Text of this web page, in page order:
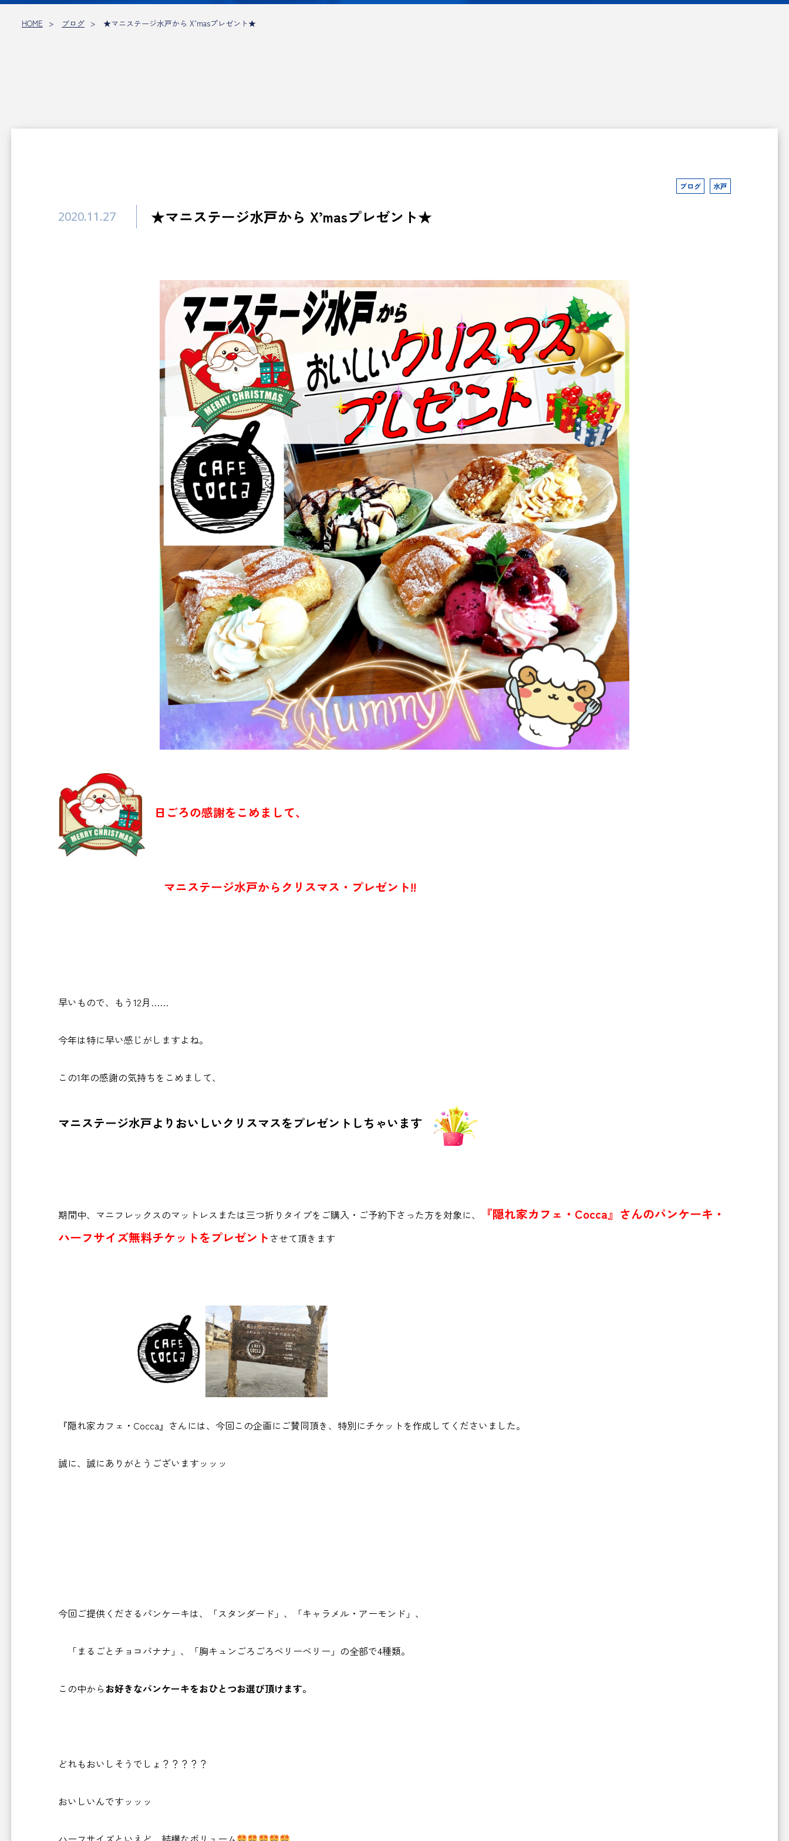
HOME ブログ ★マニステージ水戸から X’masプレゼント★
ブログ 水戸
2020.11.27 ★マニステージ水戸から X’masプレゼント★
日ごろの感謝をこめまして、
マニステージ水戸からクリスマス・プレゼント!!
早いもので、もう12月……
今年は特に早い感じがしますよね。
この1年の感謝の気持ちをこめまして、
マニステージ水戸よりおいしいクリスマスをプレゼントしちゃいます
期間中、マニフレックスのマットレスまたは三つ折りタイプをご購入・ご予約下さった方を対象に、
『隠れ家カフェ・Cocca』さんのパンケーキ・
ハーフサイズ無料チケットをプレゼント させて頂きます
『隠れ家カフェ・Cocca』さんには、今回この企画にご賛同頂き、特別にチケットを作成してくださいました。
誠に、誠にありがとうございますッッッ
今回ご提供くださるパンケーキは、「スタンダード」、「キャラメル・アーモンド」、
「まるごとチョコバナナ」、「胸キュンごろごろベリーベリー」の全部で4種類。
この中からお好きなパンケーキをおひとつお選び頂けます。
どれもおいしそうでしょ？？？？？
おいしいんですッッッ